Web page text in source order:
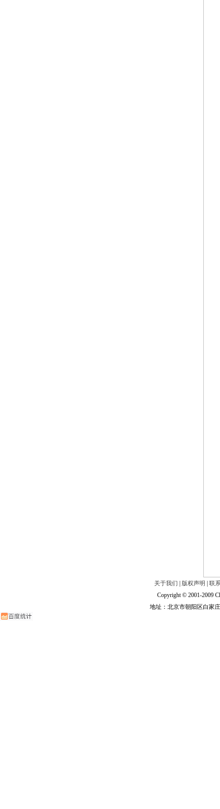
关于我们 版权声明
联
Copyright © 2001-2009
地址：北京市朝阳区白家